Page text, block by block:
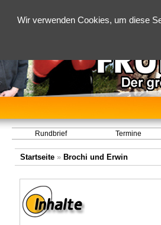
Wir verwenden Cookies, um diese
Rundbrief Termine
Startseite» Brochi und Erwin